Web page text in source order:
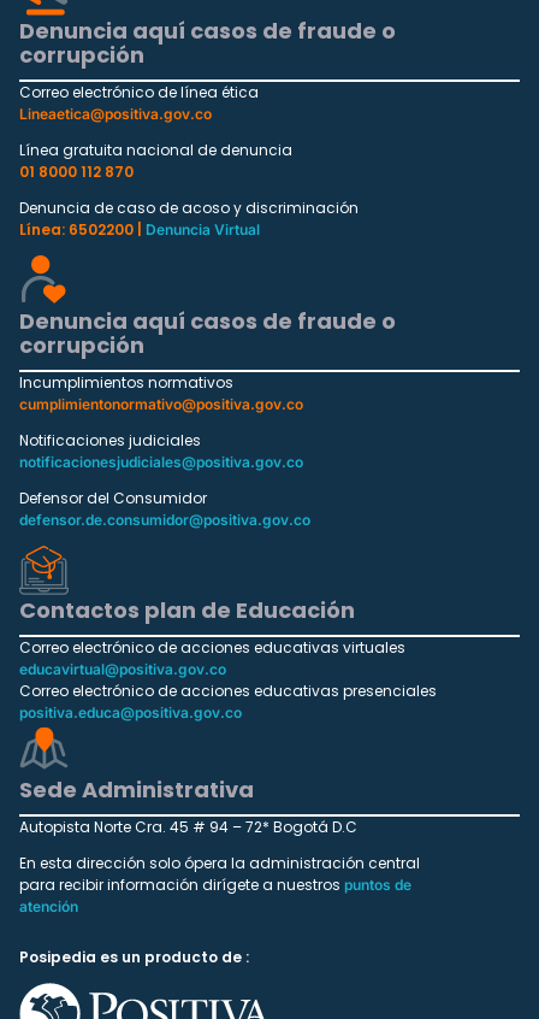
Denuncia aquí casos de fraude o
corrupción
Correo electrónico de línea ética
Lineaetica@positiva.gov.co
Línea gratuita nacional de denuncia
01 8000 112 870
Denuncia de caso de acoso y discriminación
Línea: 6502200 |
Denuncia Virtual
Denuncia aquí casos de fraude o
corrupción
Incumplimientos normativos
cumplimientonormativo@positiva.gov.co
Notificaciones judiciales
notificacionesjudiciales@positiva.gov.co
Defensor del Consumidor
defensor.de.consumidor@positiva.gov.co
Contactos plan de Educación
Correo electrónico de acciones educativas virtuales
educavirtual@positiva.gov.co
Correo electrónico de acciones educativas presenciales
positiva.educa@positiva.gov.co
Sede Administrativa
Autopista Norte Cra. 45 # 94 – 72* Bogotá D.C
En esta dirección solo ópera la administración central
para recibir información dirígete a nuestros puntos de
atención
Posipedia es un producto de :